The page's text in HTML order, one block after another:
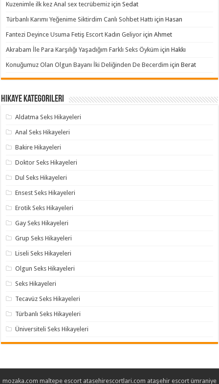
Kuzenimle ilk kez Anal sex tecrübemiz içinSedat
Türbanlı Karımı Yeğenime Siktirdim Canlı Sohbet Hattı içinHasan
Fantezi Deyince Usuma Fetiş Escort Kadın Geliyor içinAhmet
Akrabam İle Para Karşılığı Yaşadığım Farklı Seks Öyküm içinHakkı
Konuğumuz Olan Olgun Bayanı İki Deliğinden De Becerdim içinBerat
Hikaye Kategorileri
Aldatma Seks Hikayeleri
Anal Seks Hikayeleri
Bakire Hikayeleri
Doktor Seks Hikayeleri
Dul Seks Hikayeleri
Ensest Seks Hikayeleri
Erotik Seks Hikayeleri
Gay Seks Hikayeleri
Grup Seks Hikayeleri
Liseli Seks Hikayeleri
Olgun Seks Hikayeleri
Seks Hikayeleri
Tecavüz Seks Hikayeleri
Türbanlı Seks Hikayeleri
Üniversiteli Seks Hikayeleri
mozaka.com maltepe escort atasehirescortlari.com ataşehir escort ümraniye